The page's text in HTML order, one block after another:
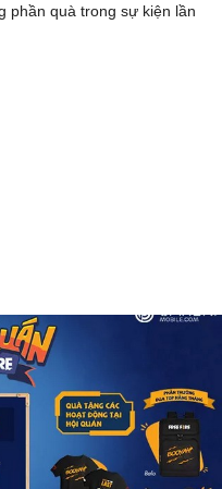
phần quà trong sự kiện lần